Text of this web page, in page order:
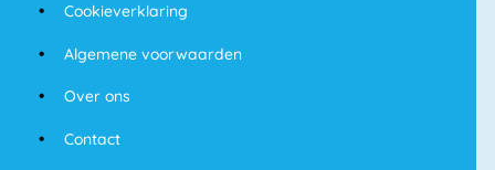
Cookieverklaring
Algemene voorwaarden
Over ons
Contact